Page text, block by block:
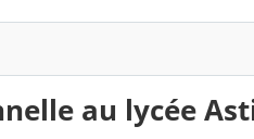
au lycée